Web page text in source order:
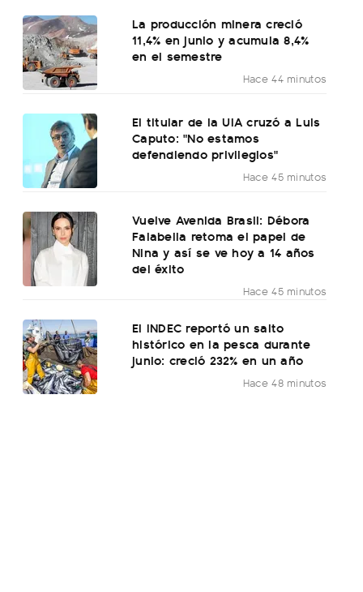
La producción minera creció
11,4% en junio y acumula 8,4%
en el semestre
Hace 44 minutos
El titular de la UIA cruzó a Luis
Caputo: "No estamos
defendiendo privilegios"
Hace 45 minutos
Vuelve Avenida Brasil: Débora
Falabella retoma el papel de
Nina y así se ve hoy a 14 años
del éxito
Hace 45 minutos
El INDEC reportó un salto
histórico en la pesca durante
junio: creció 232% en un año
Hace 48 minutos